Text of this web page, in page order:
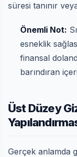
süresi tanınır
Önemli Not:
esneklik
finansal
barındıran
Üst Düzey
Gerçek anlamda